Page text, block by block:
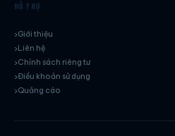
HỖ TRỢ
Giới thiệu
Liên hệ
Chính sách riêng tư
Điều khoản sử dụng
Quảng cáo